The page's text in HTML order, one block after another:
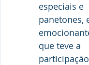
especiais e
panetones,
que teve a